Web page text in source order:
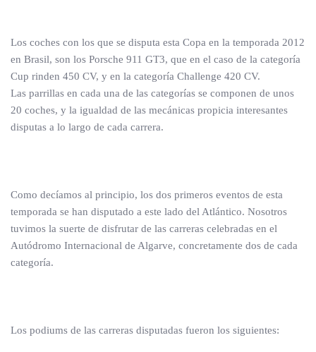
Los coches con los que se disputa esta Copa en la temporada 2012
en Brasil, son los Porsche 911 GT3, que en el caso de la categoría
Cup rinden 450 CV, y en la categoría Challenge 420 CV.
Las parrillas en cada una de las categorías se componen de unos
20 coches, y la igualdad de las mecánicas propicia interesantes
disputas a lo largo de cada carrera.
Como decíamos al principio, los dos primeros eventos de esta
temporada se han disputado a este lado del Atlántico. Nosotros
tuvimos la suerte de disfrutar de las carreras celebradas en el
Autódromo Internacional de Algarve, concretamente dos de cada
categoría.
Los podiums de las carreras disputadas fueron los siguientes: